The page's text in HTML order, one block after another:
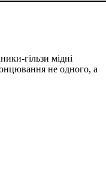
гільзи мідні
не одного, а